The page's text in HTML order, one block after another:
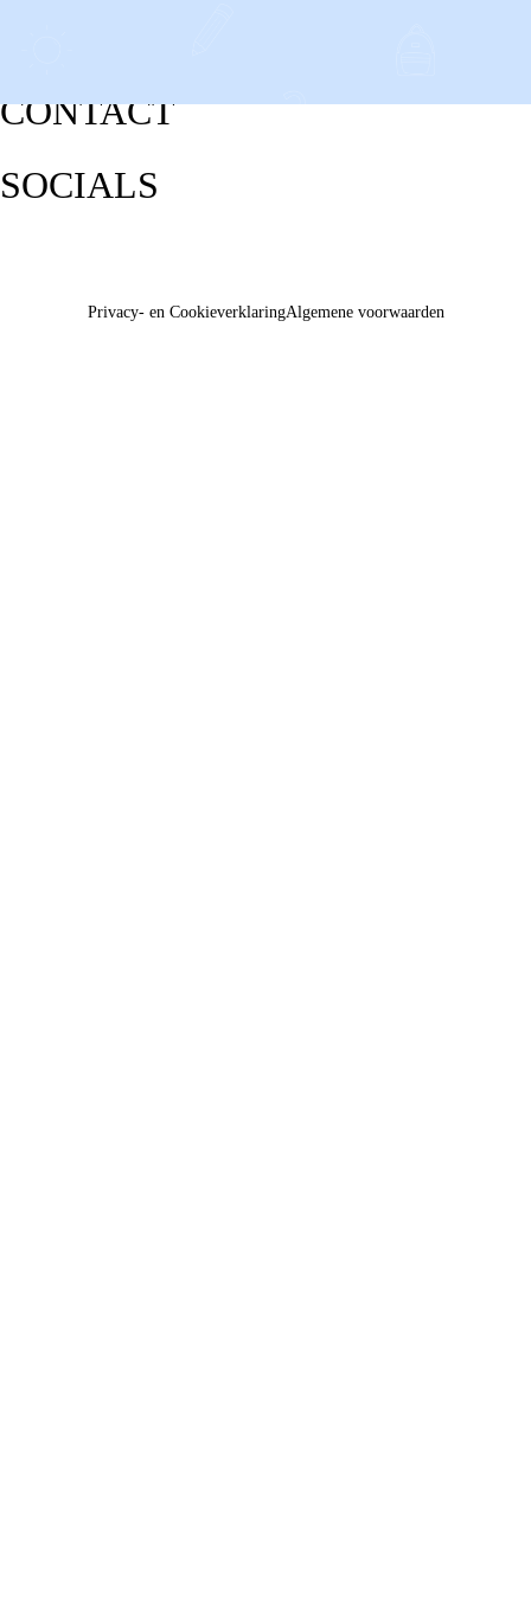
CONTACT
SOCIALS
Privacy- en CookieverklaringAlgemene voorwaarden